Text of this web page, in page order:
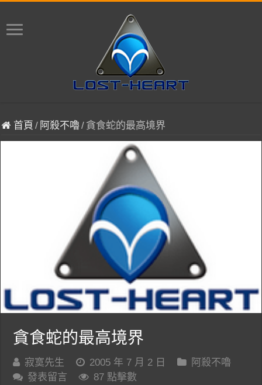
首頁 / 阿殺不嚕/ 貪食蛇的最高境界
貪食蛇的最高境界
寂寞先生 2005 年 7 月 2 日
阿殺不嚕
發表留言
87 點擊數